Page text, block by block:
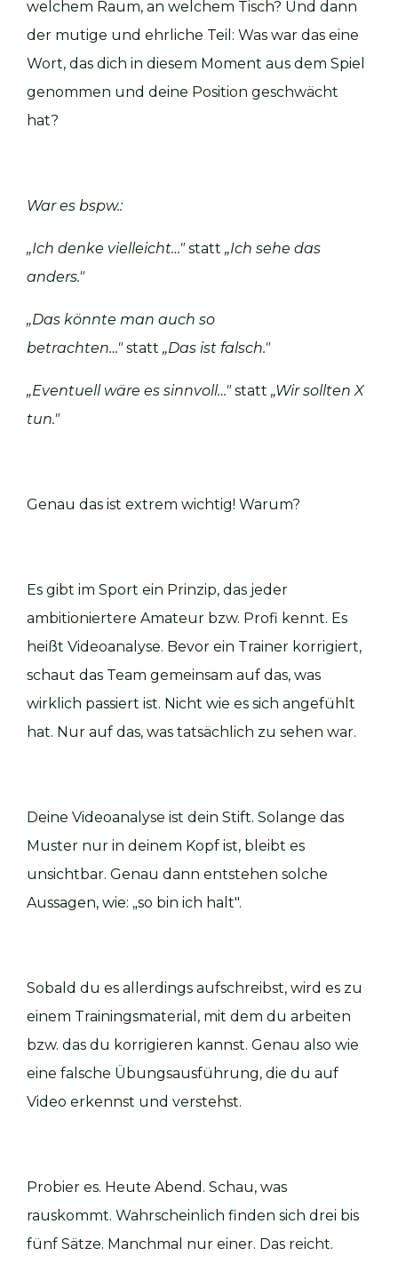
welchem Raum, an welchem Tisch? Und dann
der mutige und ehrliche Teil: Was war das eine
Wort, das dich in diesem Moment aus dem Spiel
genommen und deine Position geschwächt
hat?
War es bspw.:
„Ich denke vielleicht…"statt „Ich sehe das
anders."
„Das könnte man auch so
betrachten…"statt „Das ist falsch."
„Eventuell wäre es sinnvoll…"statt „Wir sollten X
tun."
Genau das ist extrem wichtig! Warum?
Es gibt im Sport ein Prinzip, das jeder
ambitioniertere Amateur bzw. Profi kennt. Es
heißt Videoanalyse. Bevor ein Trainer korrigiert,
schaut das Team gemeinsam auf das, was
wirklich passiert ist. Nicht wie es sich angefühlt
hat. Nur auf das, was tatsächlich zu sehen war.
Deine Videoanalyse ist dein Stift. Solange das
Muster nur in deinem Kopf ist, bleibt es
unsichtbar. Genau dann entstehen solche
Aussagen, wie: „so bin ich halt".
Sobald du es allerdings aufschreibst, wird es zu
einem Trainingsmaterial, mit dem du arbeiten
bzw. das du korrigieren kannst. Genau also wie
eine falsche Übungsausführung, die du auf
Video erkennst und verstehst.
Probier es. Heute Abend. Schau, was
rauskommt. Wahrscheinlich finden sich drei bis
fünf Sätze. Manchmal nur einer. Das reicht.